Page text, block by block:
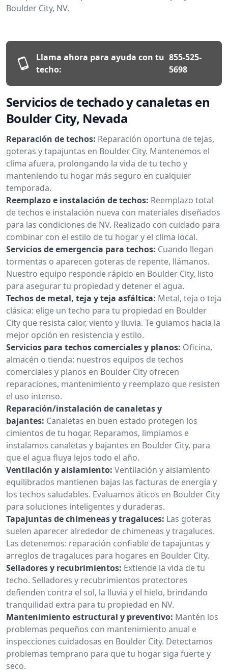
Boulder City, NV.
Llama ahora para ayuda con tu
techo:
855-525-
5698
Servicios de techado y canaletas en
Boulder City, Nevada
Reparación de techos: Reparación oportuna de tejas,
goteras y tapajuntas en Boulder City. Mantenemos el
clima afuera, prolongando la vida de tu techo y
manteniendo tu hogar más seguro en cualquier
temporada.
Reemplazo e instalación de techos: Reemplazo total
de techos e instalación nueva con materiales diseñados
para las condiciones de NV. Realizado con cuidado para
combinar con el estilo de tu hogar y el clima local.
Servicios de emergencia para techos: Cuando llegan
tormentas o aparecen goteras de repente, llámanos.
Nuestro equipo responde rápido en Boulder City, listo
para asegurar tu propiedad y detener el agua.
Techos de metal, teja y teja asfáltica: Metal, teja o teja
clásica: elige un techo para tu propiedad en Boulder
City que resista calor, viento y lluvia. Te guiamos hacia la
mejor opción en resistencia y estilo.
Servicios para techos comerciales y planos: Oficina,
almacén o tienda: nuestros equipos de techos
comerciales y planos en Boulder City ofrecen
reparaciones, mantenimiento y reemplazo que resisten
el uso intenso.
Reparación/instalación de canaletas y
bajantes: Canaletas en buen estado protegen los
cimientos de tu hogar. Reparamos, limpiamos e
instalamos canaletas y bajantes en Boulder City, para
que el agua fluya lejos todo el año.
Ventilación y aislamiento: Ventilación y aislamiento
equilibrados mantienen bajas las facturas de energía y
los techos saludables. Evaluamos áticos en Boulder City
para soluciones inteligentes y duraderas.
Tapajuntas de chimeneas y tragaluces: Las goteras
suelen aparecer alrededor de chimeneas y tragaluces.
Las detenemos: reparación confiable de tapajuntas y
arreglos de tragaluces para hogares en Boulder City.
Selladores y recubrimientos: Extiende la vida de tu
techo. Selladores y recubrimientos protectores
defienden contra el sol, la lluvia y el hielo, brindando
tranquilidad extra para tu propiedad en NV.
Mantenimiento estructural y preventivo: Mantén los
problemas pequeños con mantenimiento anual e
inspecciones cuidadosas en Boulder City. Detectamos
problemas temprano para que tu hogar siga fuerte y
seco.